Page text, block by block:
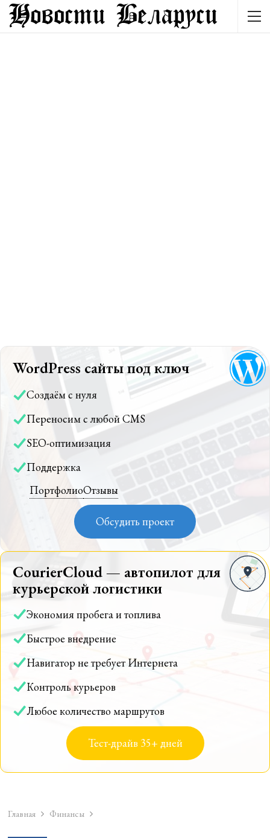
WordPress сайты под ключ
Создаём с нуля
Переносим с любой CMS
SEO-оптимизация
Поддержка
ПортфолиоОтзывы
Обсудить проект
CourierCloud — автопилот для
курьерской логистики
Экономия пробега и топлива
Быстрое внедрение
Навигатор не требует Интернета
Контроль курьеров
Любое количество маршрутов
Тест-драйв 35+ дней
Главная Финансы